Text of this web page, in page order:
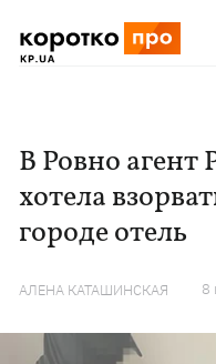
В Ровно агент
хотела
городе отель
АЛЕНА КАТАШИНСКАЯ 8